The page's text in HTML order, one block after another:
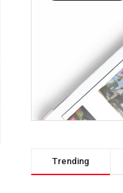
Trending